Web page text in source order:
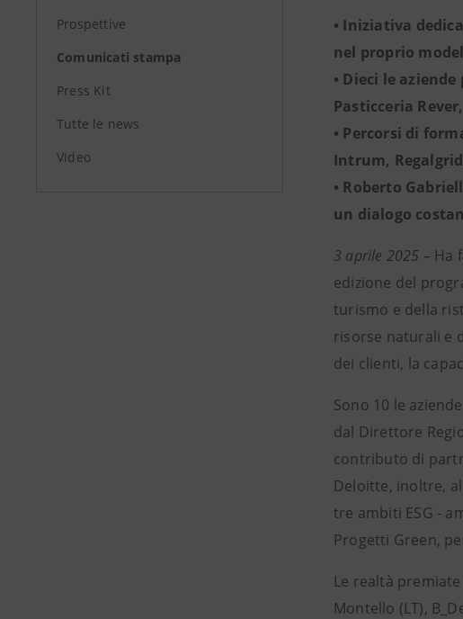
Prospettive
Comunicati stampa
Press Kit
Tutte le news
Video
• Iniziativa
nel proprio
• Dieci le
Pasticceria
• Percorsi di
Intrum,
• Roberto
un dialogo
3 aprile 2025 – Ha
edizione del
turismo e della
risorse naturali e
dei clienti, la
Sono 10 le
dal Direttore
contributo di
Deloitte, inoltre,
tre ambiti ESG -
Progetti Green,
Le realtà
Montello (LT),